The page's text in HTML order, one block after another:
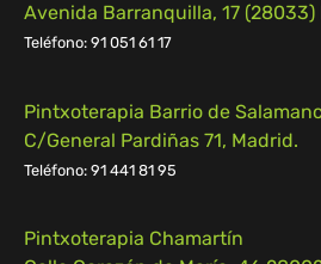
Avenida Barranquilla, 17 (28033)
Teléfono: 91 051 61 17
Pintxoterapia Barrio de
C/General Pardiñas 71, Madrid.
Teléfono: 91 441 81 95
Pintxoterapia Chamartín